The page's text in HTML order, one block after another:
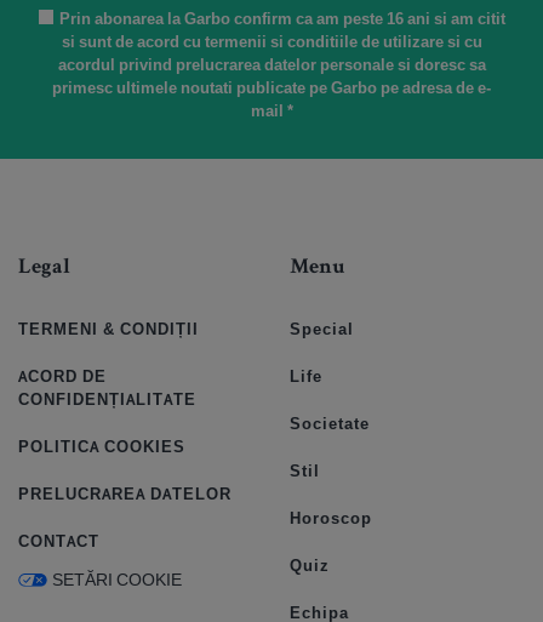
Prin abonarea la Garbo confirm ca am peste 16 ani si am citit
si sunt de acord cu termenii si conditiile de utilizare si cu
acordul privind prelucrarea datelor personale si doresc sa
primesc ultimele noutati publicate pe Garbo pe adresa de e-
mail *
Legal
TERMENI & CONDIȚII
ACORD DE
CONFIDENȚIALITATE
POLITICA COOKIES
PRELUCRAREA DATELOR
CONTACT
SETĂRI COOKIE
Menu
Special
Life
Societate
Stil
Horoscop
Quiz
Echipa